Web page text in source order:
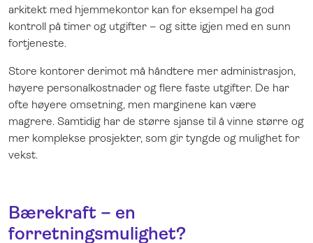
arkitekt med hjemmekontor kan for eksempel ha god
kontroll på timer og utgifter – og sitte igjen med en sunn
fortjeneste.
Store kontorer derimot må håndtere mer administrasjon,
høyere personalkostnader og flere faste utgifter. De har
ofte høyere omsetning, men marginene kan være
magrere. Samtidig har de større sjanse til å vinne større og
mer komplekse prosjekter, som gir tyngde og mulighet for
vekst.
Bærekraft – en
forretningsmulighet?